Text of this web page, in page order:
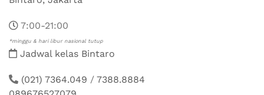
7:00-21:00
*minggu & hari libur nasional tutup
Jadwal kelas Bintaro
(021) 7364.049 / 7388.8884